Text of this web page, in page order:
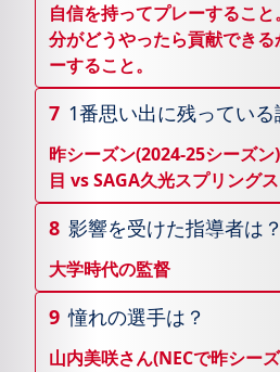
自信を持ってプレーするこ
分がどうやったら貢献でき
ーすること。
7 1番思い出に残っている
昨シーズン(2024-25シーズ
目 vs SAGA久光スプリング
8 影響を受けた指導者は？
大学時代の監督
9 憧れの選手は？
山内美咲さん(NECで昨シー